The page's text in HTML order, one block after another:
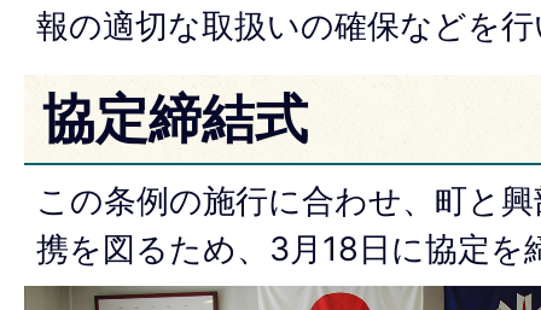
報の適切な取扱いの確保などを
協定締結式
この条例の施行に合わせ、町と
携を図るため、3月18日に協定を